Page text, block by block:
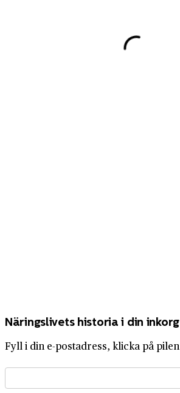
Näringslivets historia i din inkorg
Fyll i din e-postadress, klicka på pilen